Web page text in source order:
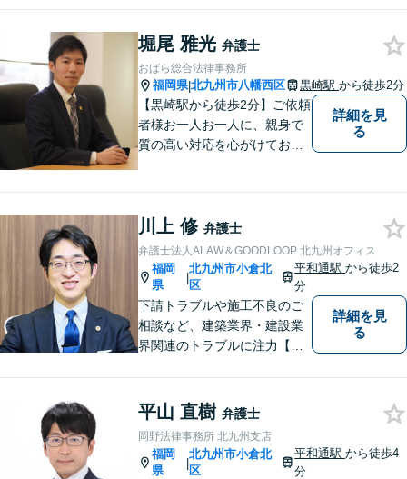
堀尾 雅光 弁護士
おばら総合法律事務所
福岡県|北九州市八幡西区 黒崎駅 から徒歩2分
【黒崎駅から徒歩2分】ご依頼
者様お一人お一人に、親身で
質の高い対応を心がけており
応可能。英語での法律相談・
英文契約書の作成・チェック
も対応可能です。
詳細を見
る
川上 修 弁護士
弁護士法人ALAW＆GOODLOOP 北九州オフィス
福岡
県
|
北九州市小倉北
区
平和通駅から徒歩2
分
下請トラブルや施工不良のご
相談など、建築業界・建設業
界関連のトラブルに注力【企
のご相談はお任せください
【夜間・休日対応可】M&A、
株式発行も対応【小倉駅3分】
詳細を見
る
平山 直樹 弁護士
岡野法律事務所 北九州支店
福岡
県
|
北九州市小倉北
区
平和通駅から徒歩4
分